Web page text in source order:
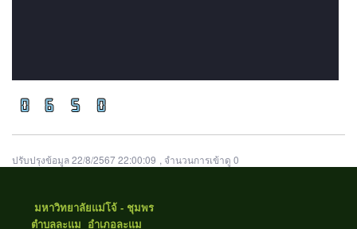
ปรับปรุงข้อมูล 22/8/2567 22:00:09 , จำนวนการเข้าดู 0
มหาวิทยาลัยแม่โจ้ - ชุมพร
ตำบลละแม อำเภอละแม